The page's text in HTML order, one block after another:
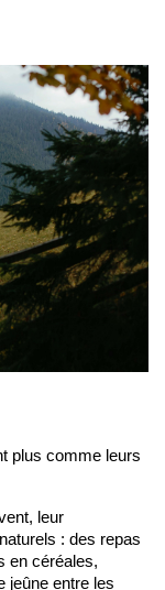
plus comme leurs
leur
: des repas
en céréales,
jeûne entre les